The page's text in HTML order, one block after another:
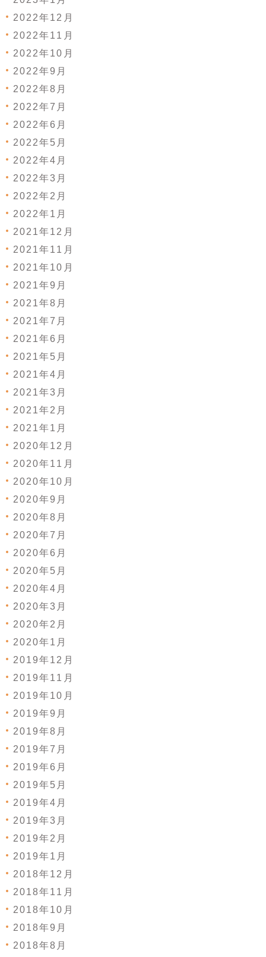
2022年12月
2022年11月
2022年10月
2022年9月
2022年8月
2022年7月
2022年6月
2022年5月
2022年4月
2022年3月
2022年2月
2022年1月
2021年12月
2021年11月
2021年10月
2021年9月
2021年8月
2021年7月
2021年6月
2021年5月
2021年4月
2021年3月
2021年2月
2021年1月
2020年12月
2020年11月
2020年10月
2020年9月
2020年8月
2020年7月
2020年6月
2020年5月
2020年4月
2020年3月
2020年2月
2020年1月
2019年12月
2019年11月
2019年10月
2019年9月
2019年8月
2019年7月
2019年6月
2019年5月
2019年4月
2019年3月
2019年2月
2019年1月
2018年12月
2018年11月
2018年10月
2018年9月
2018年8月